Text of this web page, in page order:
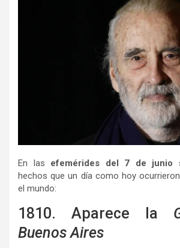
En las efemérides del 7 de junio
hechos que un día como hoy
el mundo:
1810. Aparece la
Buenos Aires